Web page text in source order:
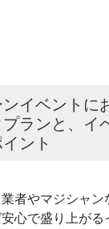
イベントに
ランと、イ
ント
業者やマジシャ
心で盛り上がる